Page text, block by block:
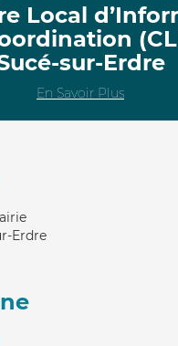
Local
sur-Erdre
En Savoir Plus
Erdre